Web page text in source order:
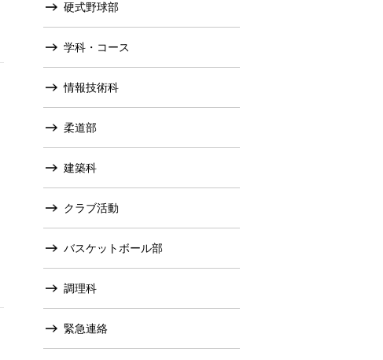
硬式野球部
学科・コース
情報技術科
柔道部
建築科
クラブ活動
バスケットボール部
調理科
緊急連絡